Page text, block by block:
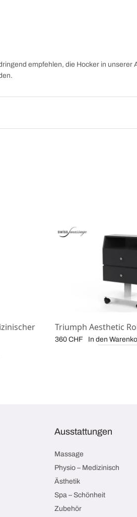
empfehlen, die Hocker in
Triumph Aesthetic
360 CHF In den
Ausstattungen
Massage
Physio – Medizinisch
Ästhetik
Spa – Schönheit
Zubehör